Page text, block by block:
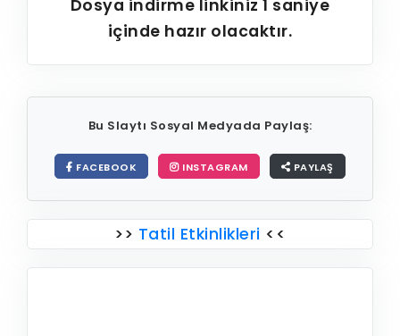
Dosya indirme linkiniz1 saniye
içinde hazır olacaktır.
Bu Slaytı Sosyal Medyada Paylaş:
FACEBOOK INSTAGRAM PAYLAŞ
>> Tatil Etkinlikleri <<